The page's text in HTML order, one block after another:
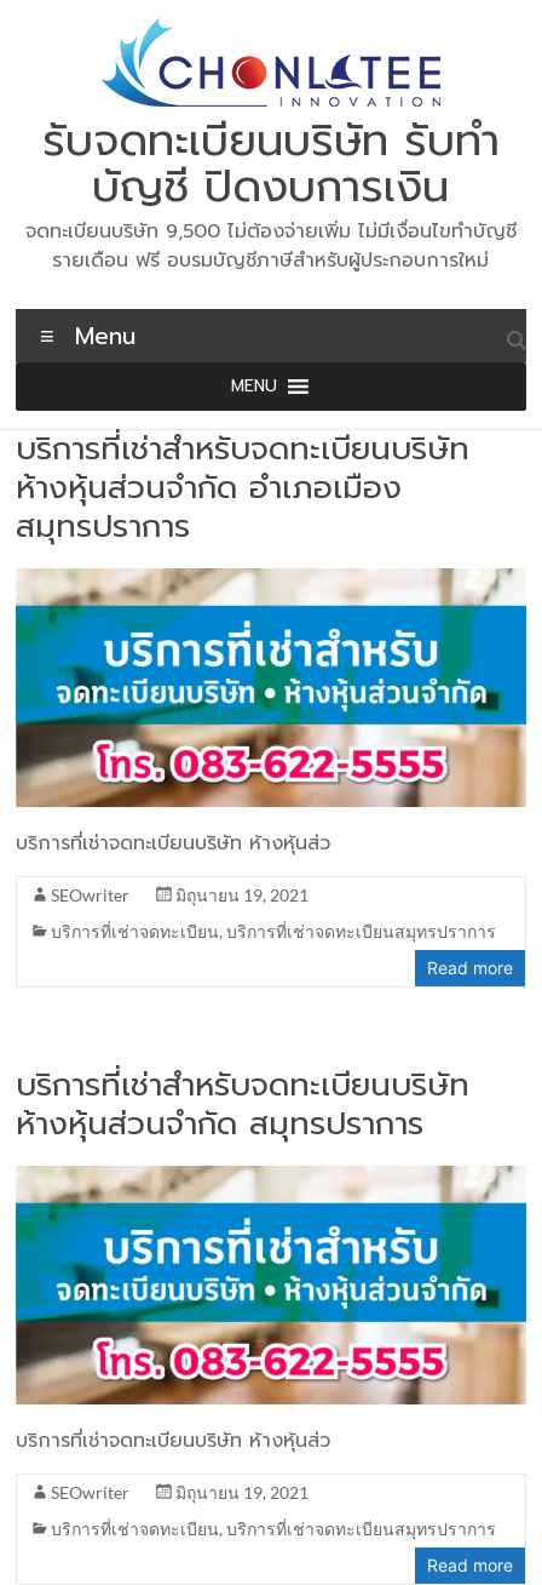
รับจดทะเบียนบริษัท รับทำ
บัญชี ปิดงบการเงิน
จดทะเบียนบริษัท 9,500 ไม่ต้องจ่ายเพิ่ม ไม่มีเงื่อนไขทำบัญชี
รายเดือน ฟรี อบรมบัญชีภาษีสำหรับผู้ประกอบการใหม่
Menu
MENU
บริการที่เช่าสำหรับจดทะเบียนบริษัท
ห้างหุ้นส่วนจำกัด อำเภอเมือง
สมุทรปราการ
บริการที่เช่าจดทะเบียนบริษัท ห้างหุ้นส่ว
SEOwriter
มิถุนายน 19, 2021
บริการที่เช่าจดทะเบียน,บริการที่เช่าจดทะเบียนสมุทรปราการ
Read more
บริการที่เช่าสำหรับจดทะเบียนบริษัท
ห้างหุ้นส่วนจำกัด สมุทรปราการ
บริการที่เช่าจดทะเบียนบริษัท ห้างหุ้นส่ว
SEOwriter
มิถุนายน 19, 2021
บริการที่เช่าจดทะเบียน,บริการที่เช่าจดทะเบียนสมุทรปราการ
Read more